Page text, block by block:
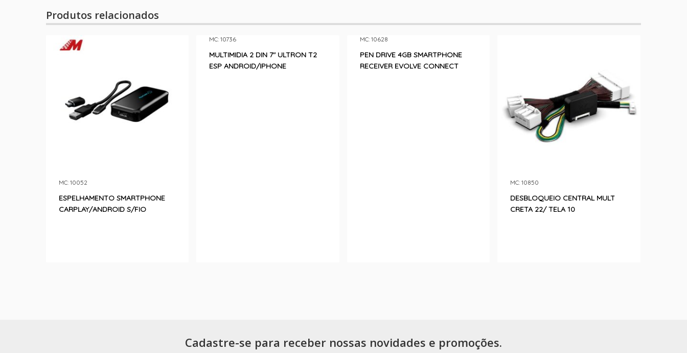
Produtos relacionados
ESPELHAMENTO SMARTPHONE
CARPLAY/ANDROID S/FIO
MC: 10052
MULTIMIDIA 2 DIN 7″ ULTRON T2
ESP ANDROID/IPHONE
MC: 10736
PEN DRIVE 4GB SMARTPHONE
RECEIVER EVOLVE CONNECT
MC: 10628
DESBLOQUEIO CENTRAL MULT
CRETA 22/ TELA 10
MC: 10850
Cadastre-se para receber nossas novidades e promoções.